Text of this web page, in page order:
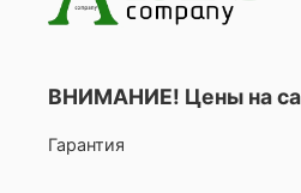
ВНИМАНИЕ! Цены на
Гарантия